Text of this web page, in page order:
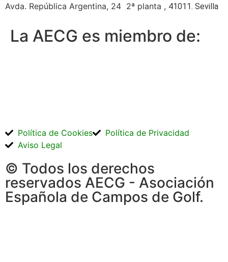
Avda. República Argentina, 24 2ª planta , 41011. Sevilla
La AECG es miembro de:
© Todos los derechos
reservados AECG - Asociación
Española de Campos de Golf.
Política de Cookies
Política de Privacidad
Aviso Legal